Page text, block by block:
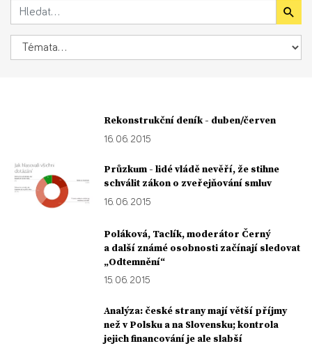
Rekonstrukční deník - duben/červen
16. 06. 2015
Průzkum - lidé vládě nevěří, že stihne
schválit zákon o zveřejňování smluv
16. 06. 2015
Poláková, Taclík, moderátor Černý
a další známé osobnosti začínají sledovat
„Odtemnění“
15. 06. 2015
Analýza: české strany mají větší příjmy
než v Polsku a na Slovensku; kontrola
jejich financování je ale slabší